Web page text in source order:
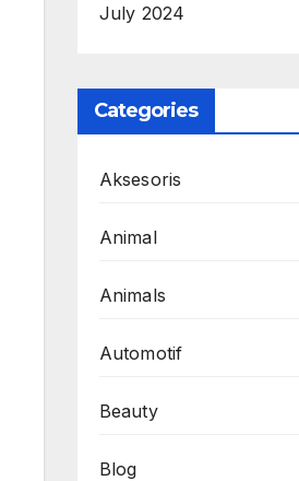
July 2024
Categories
Aksesoris
Animal
Animals
Automotif
Beauty
Blog